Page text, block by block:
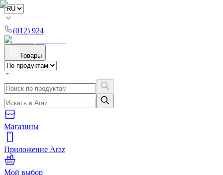
(012) 924
Товары
Магазины
Приложение Araz
Мой выбор